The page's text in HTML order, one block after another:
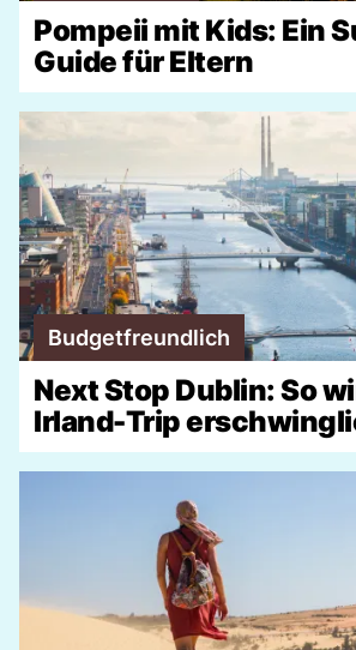
Pompeii mit Kids: Ein
Guide für Eltern
Budgetfreundlich
Next Stop Dublin: So
Irland-Trip